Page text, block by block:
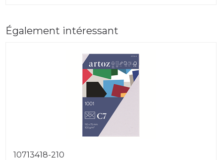
Également intéressant
10713418-210